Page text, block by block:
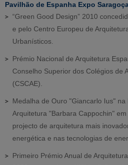
Pavilhão de Espanha Expo
“Green Good Design” 2010
e pelo Centro Europeu de
Urbanísticos.
Prémio Nacional de Arquitetura
Conselho Superior dos Colégios de
(CSCAE).
Medalha de Ouro "Giancarlo Ius"
Arquitetura "Barbara Cappochin"
projecto de arquitetura mais
energética e nas tecnologias de
Primeiro Prémio Anual de